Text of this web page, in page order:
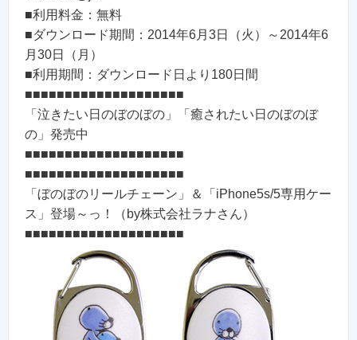
■利用料金：無料
■ダウンロード期間：2014年6月3日（火）～2014年6
月30日（月）
■利用期間：ダウンロード日より180日間
■■■■■■■■■■■■■■■■■■■■
「泣きたい日のぼのぼの」「癒されたい日のぼのぼ
の」発売中
■■■■■■■■■■■■■■■■■■■■
■■■■■■■■■■■■■■■■■■■■
「ぼのぼのリールチェーン」＆「iPhone5s/5専用ケー
ス」登場～っ！（by株式会社ラナさん）
■■■■■■■■■■■■■■■■■■■■